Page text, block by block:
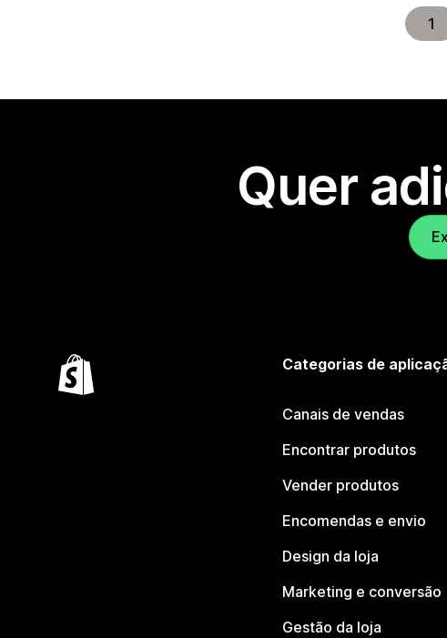
1
Quer
Categorias de
Canais de vendas
Encontrar produtos
Vender produtos
Encomendas e envio
Design da loja
Marketing e conversão
Gestão da loja